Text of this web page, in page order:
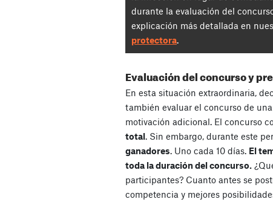
durante la evaluación del
explicación más detallada en
protectora.
Evaluación del concurso y
En esta situación extraordinaria,
también evaluar el concurso de
motivación adicional. El concurso
total. Sin embargo, durante este
ganadores. Uno cada 10 días. El
toda la duración del concurso.
participantes? Cuanto antes se
competencia y mejores